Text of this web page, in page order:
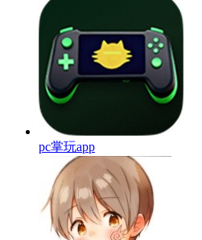
pc掌玩app